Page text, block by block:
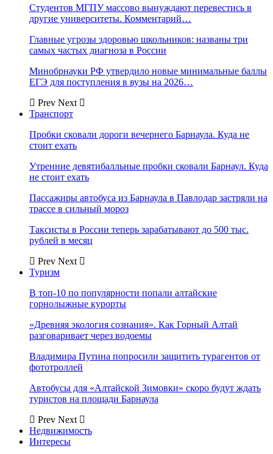
Студентов МГПУ массово вынуждают перевестись в
другие университеты. Комментарий…
Главные угрозы здоровью школьников: названы три
самых частых диагноза в России
Минобрнауки РФ утвердило новые минимальные баллы
ЕГЭ для поступления в вузы на 2026…
Prev Next
Транспорт
Пробки сковали дороги вечернего Барнаула. Куда не
стоит ехать
Утренние девятибалльные пробки сковали Барнаул. Куда
не стоит ехать
Пассажиры автобуса из Барнаула в Павлодар застряли на
трассе в сильный мороз
Таксисты в России теперь зарабатывают до 500 тыс.
рублей в месяц
Prev Next
Туризм
В топ-10 по популярности попали алтайские
горнолыжные курорты
«Древняя экология сознания». Как Горный Алтай
разговаривает через водоемы
Владимира Путина попросили защитить турагентов от
фототроллей
Автобусы для «Алтайской Зимовки» скоро будут ждать
туристов на площади Барнаула
Prev Next
Недвижимость
Интересы